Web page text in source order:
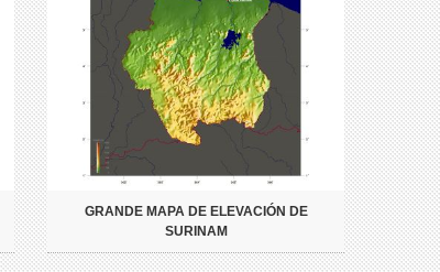
GRANDE MAPA DE ELEVACIÓN DE
SURINAM